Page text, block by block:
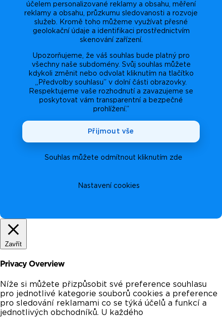
účelem personalizované reklamy a obsahu, měření
reklamy a obsahu, průzkumu sledovanosti a rozvoje
služeb. Kromě toho můžeme využívat přesné
geolokační údaje a identifikaci prostřednictvím
skenování zařízení.
Upozorňujeme, že váš souhlas bude platný pro
všechny naše subdomény. Svůj souhlas můžete
kdykoli změnit nebo odvolat kliknutím na tlačítko
„Předvolby souhlasu” v dolní části obrazovky.
Respektujeme vaše rozhodnutí a zavazujeme se
poskytovat vám transparentní a bezpečné
prohlížení.”
Nastavení cookies
Souhlas můžete odmítnout kliknutím zde
Přijmout vše
Zavřít
Privacy Overview
Níže si můžete přizpůsobit své preference souhlasu
pro jednotlivé kategorie souborů cookies a preference
pro sledování reklamami co se týká účelů a funkcí a
jednotlivých obchodníků. U každého